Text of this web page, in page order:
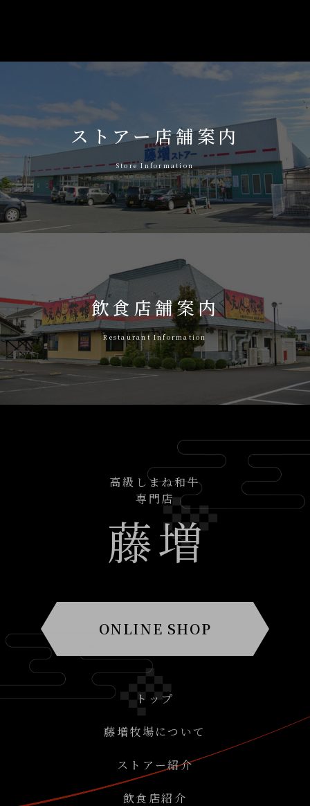
ストアー店舗案内
Store Information
飲食店舗案内
Restaurant Information
高級しまね和牛
専門店
藤増
ONLINE SHOP
トップ
藤増牧場について
ストアー紹介
飲食店紹介